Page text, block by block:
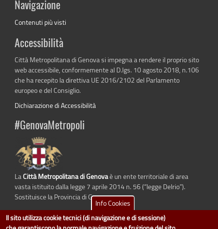
Navigazione
Contenuti più visti
Accessibilità
Città Metropolitana di Genova si impegna a rendere il proprio sito
web accessibile, conformemente al D.lgs. 10 agosto 2018, n.106
che ha recepito la direttiva UE 2016/2102 del Parlamento
europeo e del Consiglio.
Dichiarazione di Accessibilità
#GenovaMetropoli
LaCittà Metropolitana di Genovaè un ente territoriale di area
vasta istituito dalla legge 7 aprile 2014 n. 56 (“legge Delrio”).
Sostituisce la Provincia di Genova.
Info Cookies
Il sito utilizza cookie tecnici (di navigazione e di sessione)